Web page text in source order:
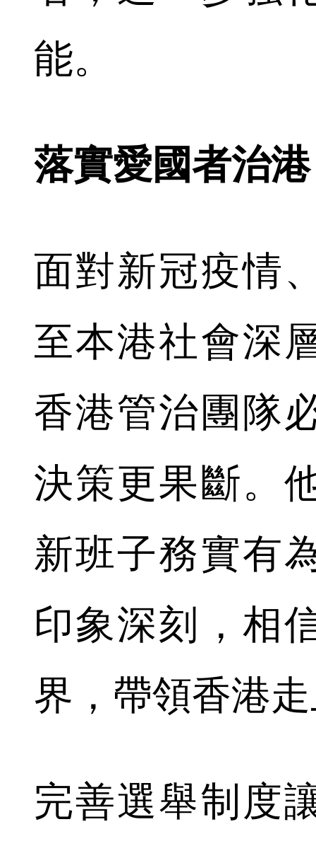
能。
落實愛國者治港
面對新冠疫情
至本港社會深
香港管治團隊
決策更果斷。
新班子務實有
印象深刻，相
界，帶領香港
完善選舉制度